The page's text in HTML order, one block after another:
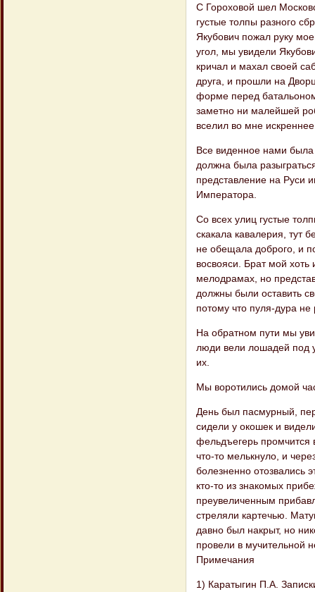
С Гороховой шел
густые толпы разного
Якубович пожал руку
угол, мы увидели
кричал и махал своей
друга, и прошли на
форме перед
заметно ни малейшей
вселил во мне
Все виденное нами была
должна была
представление на Руси
Императора.
Со всех улиц густые
скакала кавалерия, тут
не обещала доброго, и
восвояси. Брат мой
мелодрамах, но
должны были оставить
потому что пуля-дура не
На обратном пути мы
люди вели лошадей под
их.
Мы воротились домой
День был пасмурный,
сидели у окошек и
фельдъегерь промчится
что-то мелькнуло, и
болезненно отозвались
кто-то из знакомых
преувеличенным
стреляли картечью.
давно был накрыт, но
провели в мучительной
Примечания
1) Каратыгин П.А.